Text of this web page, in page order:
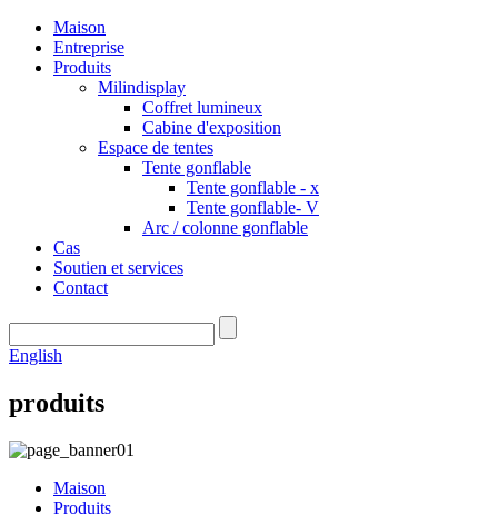
Maison
Entreprise
Produits
Milindisplay
Coffret lumineux
Cabine d'exposition
Espace de tentes
Tente gonflable
Tente gonflable - x
Tente gonflable- V
Arc / colonne gonflable
Cas
Soutien et services
Contact
English
produits
Maison
Produits